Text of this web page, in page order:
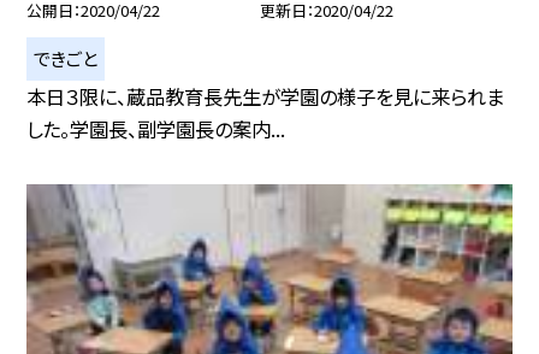
公開日 2020/04/22 更新日 2020/04/22
できごと
本日３限に、蔵品教育長先生が学園の様子を見に来られま
した。学園長、副学園長の案内...